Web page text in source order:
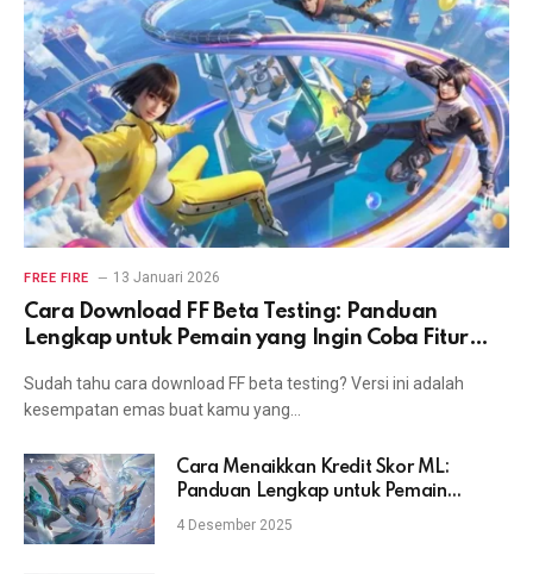
FREE FIRE 13 Januari 2026
Cara Download FF Beta Testing: Panduan
Lengkap untuk Pemain yang Ingin Coba Fitur
Sudah tahu cara download FF beta testing? Versi ini adalah
kesempatan emas buat kamu yang…
Cara Menaikkan Kredit Skor ML:
Panduan Lengkap untuk Pemain
Mobile Legends
4 Desember 2025